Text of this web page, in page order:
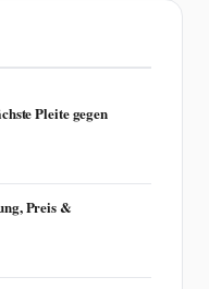
Pleite gegen
Preis &